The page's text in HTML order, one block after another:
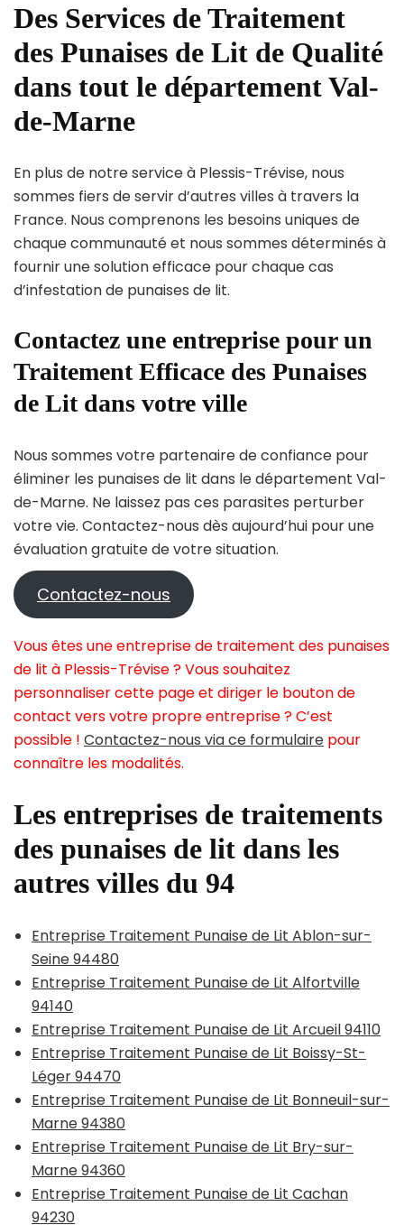
Des Services de Traitement
des Punaises de Lit de Qualité
dans tout le département Val-
de-Marne
En plus de notre service à Plessis-Trévise, nous
sommes fiers de servir d’autres villes à travers la
France. Nous comprenons les besoins uniques de
chaque communauté et nous sommes déterminés à
fournir une solution efficace pour chaque cas
d’infestation de punaises de lit.
Contactez une entreprise pour un
Traitement Efficace des Punaises
de Lit dans votre ville
Nous sommes votre partenaire de confiance pour
éliminer les punaises de lit dans le département Val-
de-Marne. Ne laissez pas ces parasites perturber
votre vie. Contactez-nous dès aujourd’hui pour une
évaluation gratuite de votre situation.
Contactez-nous
Vous êtes une entreprise de traitement des punaises
de lit à Plessis-Trévise ? Vous souhaitez
personnaliser cette page et diriger le bouton de
contact vers votre propre entreprise ? C’est
possible ! Contactez-nous via ce formulaire pour
connaître les modalités.
Les entreprises de traitements
des punaises de lit dans les
autres villes du 94
Entreprise Traitement Punaise de Lit Ablon-sur-
Seine 94480
Entreprise Traitement Punaise de Lit Alfortville
94140
Entreprise Traitement Punaise de Lit Arcueil 94110
Entreprise Traitement Punaise de Lit Boissy-St-
Léger 94470
Entreprise Traitement Punaise de Lit Bonneuil-sur-
Marne 94380
Entreprise Traitement Punaise de Lit Bry-sur-
Marne 94360
Entreprise Traitement Punaise de Lit Cachan
94230